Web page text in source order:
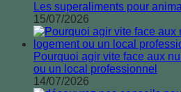
Les superaliments pour
15/07/2026
Pourquoi agir vite face aux
ou un local professionnel
14/07/2026